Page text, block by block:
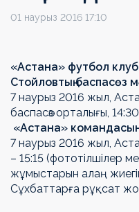
01 наурыз 2016 17:10
«Астана» футбол
Стойловтың баспасөз
7 наурыз 2016 жыл,
баспасөз орталығы,
«Астана»
7 наурыз 2016 жыл,
– 15:15 (фототілшілер
жұмыстарын алаң
Сұхбаттарға рұқсат